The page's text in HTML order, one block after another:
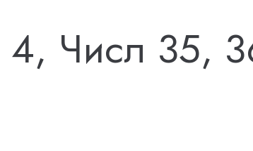
4, Числ 35,